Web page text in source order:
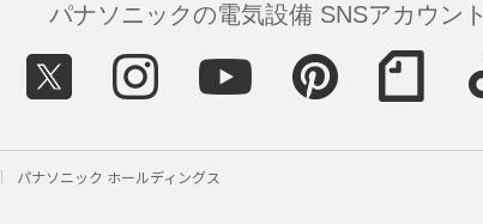
パナソニックの電気設備 SNSアカウント
パナソニック ホールディングス